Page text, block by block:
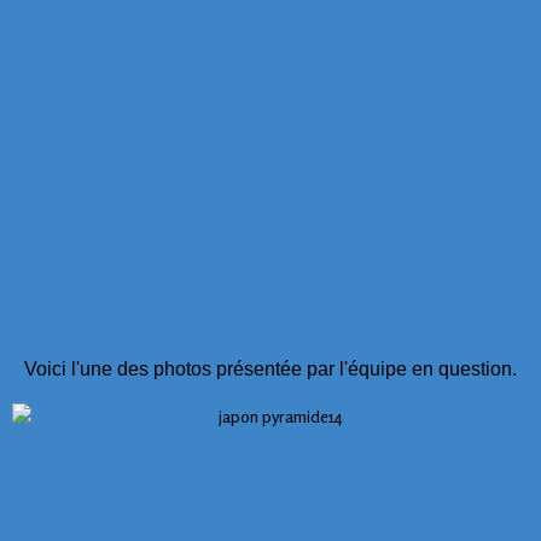
Voici l'une des photos présentée par l'équipe en question.